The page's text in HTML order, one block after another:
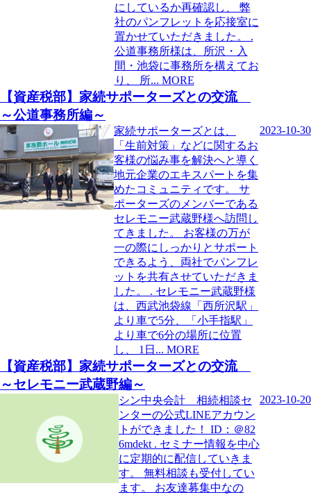
【資産税部】家続サポーターズとの交流
～公道事務所編～
にしているか再確認し、 弊
社のパンフレットを応接室に
置かせていただきました。 .
公道事務所様は、所沢・入
間・池袋に事務所を構えてお
り、 所
MORE
2023-10-30
【資産税部】家続サポーターズとの交流
～セレモニー武蔵野編～
家続サポーターズとは、
「生前対策」などに関するお
客様の悩み事を解決へと導く
地元企業のエキスパートを集
めたコミュニティです。 サ
ポーターズのメンバーである
セレモニー武蔵野様へ訪問し
てきました。 お客様の万が
一の際にしっかりとサポート
できるよう、両社でパンフレ
ットを共有させていただきま
した。 . セレモニー武蔵野様
は、西武池袋線「西所沢駅」
より車で5分、「小手指駅」
より車で6分の場所に位置
し、 1日
MORE
2023-10-20
シン中央会計 相続相談セ
ンターの公式LINEアカウン
トができました！ ID：＠82
6mdekt . セミナー情報を中心
に定期的に配信していきま
す。 無料相談も受付してい
ます。 お友達募集中なの